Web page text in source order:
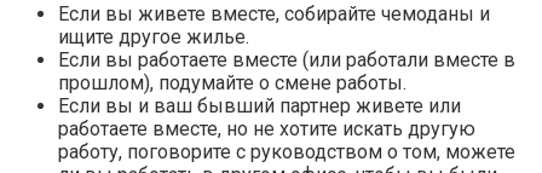
Если вы живете вместе, собирайте чемоданы и
ищите другое жилье.
Если вы работаете вместе (или работали вместе в
прошлом), подумайте о смене работы.
Если вы и ваш бывший партнер живете или
работаете вместе, но не хотите искать другую
работу, поговорите с руководством о том, можете